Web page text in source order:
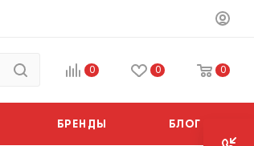
0 0 0
БРЕНДЫ БЛОГ